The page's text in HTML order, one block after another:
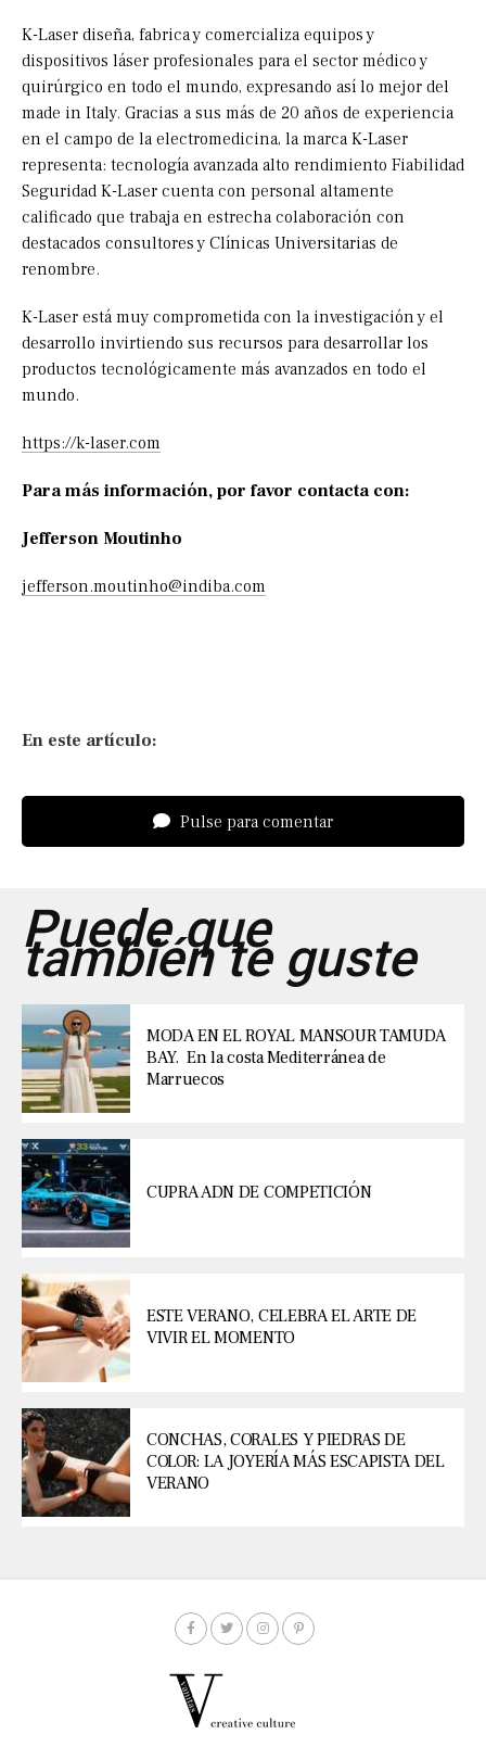
K-Laser diseña, fabrica y comercializa equipos y
dispositivos láser profesionales para el sector médico y
quirúrgico en todo el mundo, expresando así lo mejor del
made in Italy. Gracias a sus más de 20 años de experiencia
en el campo de la electromedicina, la marca K-Laser
representa: tecnología avanzada alto rendimiento Fiabilidad
Seguridad K-Laser cuenta con personal altamente
calificado que trabaja en estrecha colaboración con
destacados consultores y Clínicas Universitarias de
renombre.
K-Laser está muy comprometida con la investigación y el
desarrollo invirtiendo sus recursos para desarrollar los
productos tecnológicamente más avanzados en todo el
mundo.
https://k-laser.com
Para más información, por favor contacta con:
Jefferson Moutinho
jefferson.moutinho@indiba.com
En este artículo:
Pulse para comentar
Puede que
también te guste
MODA EN EL ROYAL MANSOUR TAMUDA
BAY. En la costa Mediterránea de
Marruecos
CUPRA ADN DE COMPETICIÓN
ESTE VERANO, CELEBRA EL ARTE DE
VIVIR EL MOMENTO
CONCHAS, CORALES Y PIEDRAS DE
COLOR: LA JOYERÍA MÁS ESCAPISTA DEL
VERANO